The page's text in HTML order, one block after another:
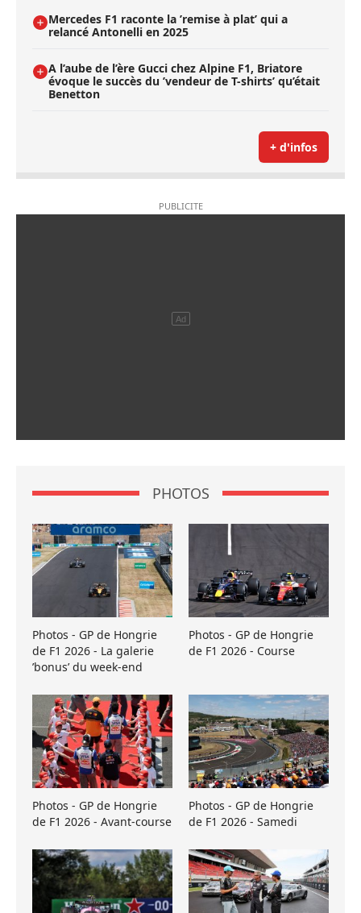
Mercedes F1 raconte la ’remise à plat’ qui a
relancé Antonelli en 2025
A l’aube de l’ère Gucci chez Alpine F1, Briatore
évoque le succès du ’vendeur de T-shirts’ qu’était
Benetton
+ d'infos
PHOTOS
Photos - GP de Hongrie
de F1 2026 - La galerie
’bonus’ du week-end
Photos - GP de Hongrie
de F1 2026 - Course
Photos - GP de Hongrie
de F1 2026 - Avant-course
Photos - GP de Hongrie
de F1 2026 - Samedi